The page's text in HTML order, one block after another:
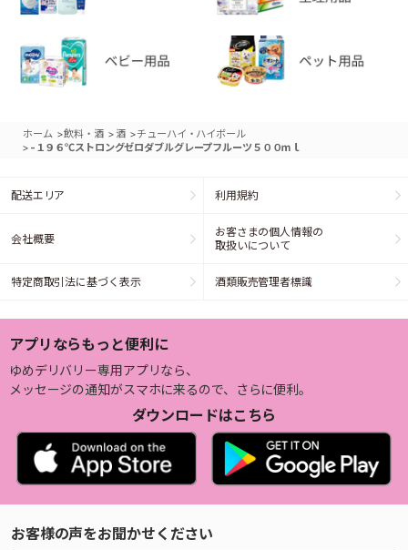
ホーム >飲料・酒 > 酒 >チューハイ・ハイボール
> -１９６℃ストロングゼロダブルグレープフルーツ５００ｍｌ
配送エリア 利用規約
会社概要
お客さまの個人情報の
取扱いについて
特定商取引法に基づく表示 酒類販売管理者標識
アプリならもっと便利に
ゆめデリバリー専用アプリなら、
メッセージの通知がスマホに来るので、さらに便利。
ダウンロードはこちら
お客様の声をお聞かせください